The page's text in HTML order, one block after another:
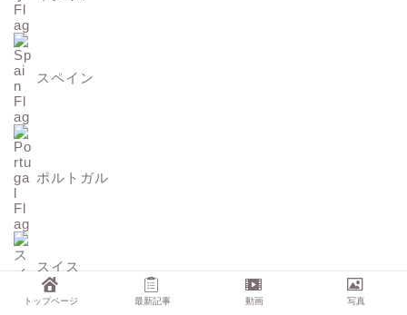
スペイン
ポルトガル
スイス
トップページ 最新記事 動画 写真